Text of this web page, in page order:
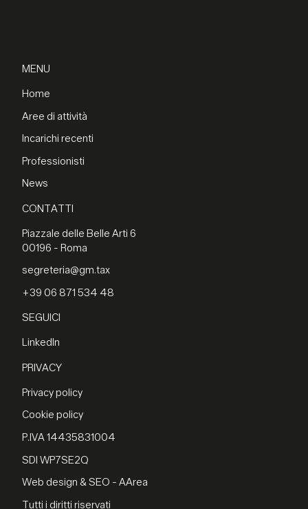
MENU
Home
Aree di attività
Incarichi recenti
Professionisti
News
CONTATTI
Piazzale delle Belle Arti 6
00196 - Roma
segreteria@gm.tax
+39 06 871 534 48
SEGUICI
LinkedIn
PRIVACY
Privacy policy
Cookie policy
P.IVA 14435831004
SDI WP7SE2Q
Web design & SEO - AArea
Tutti i diritti riservati